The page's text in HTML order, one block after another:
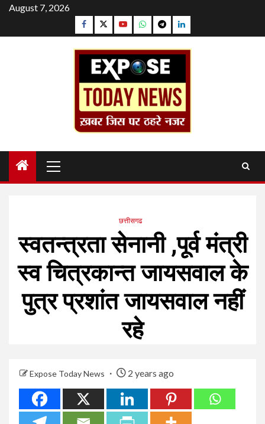
Skip
content
August 7, 2026
Facebook
TwitterYouTubeWhatsapp
TelegramLinkedin
Menu
छत्तीसगढ
स्वतन्त्रता सेनानी ,पूर्व मंत्री
स्व चित्रकान्त जायसवाल के
पुत्र प्रशांत जायसवाल नहीं
रहे
Expose Today News 2 years ago